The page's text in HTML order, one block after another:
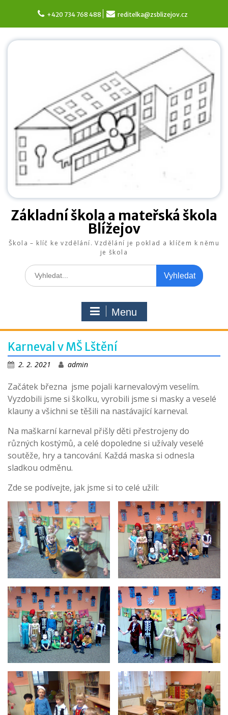
content
+420 734 768 488 reditelka@zsblizejov.cz
Základní škola a mateřská škola
Blížejov
Škola – klíč ke vzdělání. Vzdělání je poklad a klíčem k němu
je škola
Search
for:
Menu
Karneval v MŠ Lštění
2. 2. 2021 admin
Začátek března jsme pojali karnevalovým veselím.
Vyzdobili jsme si školku, vyrobili jsme si masky a veselé
klauny a všichni se těšili na nastávající karneval.
Na maškarní karneval přišly děti přestrojeny do
různých kostýmů, a celé dopoledne si užívaly veselé
soutěže, hry a tancování. Každá maska si odnesla
sladkou odměnu.
Zde se podívejte, jak jsme si to celé užili: